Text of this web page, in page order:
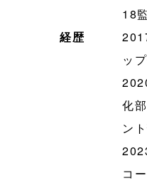
経歴
18
ッ
化
ン
コ